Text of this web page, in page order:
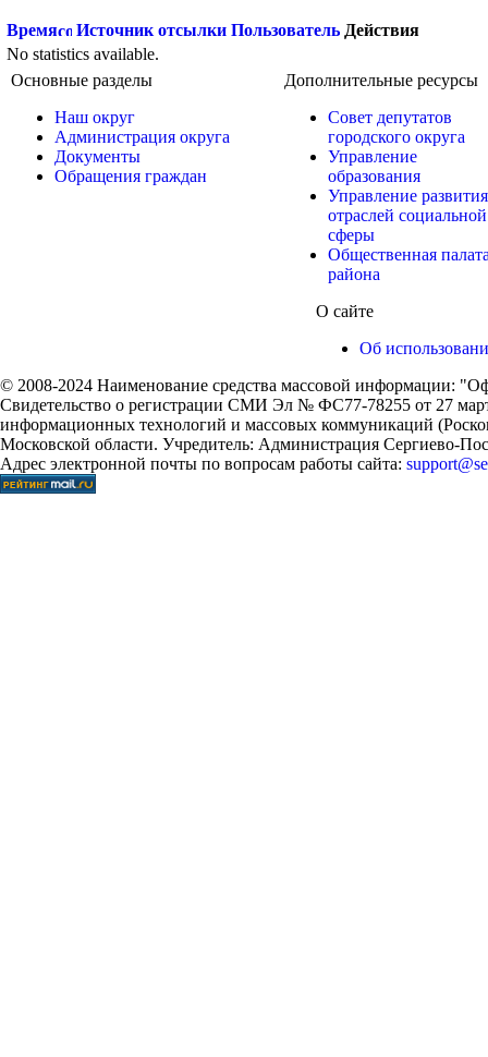
Время Источник отсылки Пользователь Действия
No statistics available.
Основные разделы
Наш округ
Администрация округа
Документы
Обращения граждан
Дополнительные ресурсы
Совет депутатов
городского округа
Управление
образования
Управление развития
отраслей социальной
сферы
Общественная
района
О сайте
Об
© 2008-2024 Наименование средства массовой информации:
Свидетельство о регистрации СМИ Эл № ФС77-78255 от 27
информационных технологий и массовых коммуникаций
Московской области. Учредитель: Администрация Сергиево-
Адрес электронной почты по вопросам работы сайта: